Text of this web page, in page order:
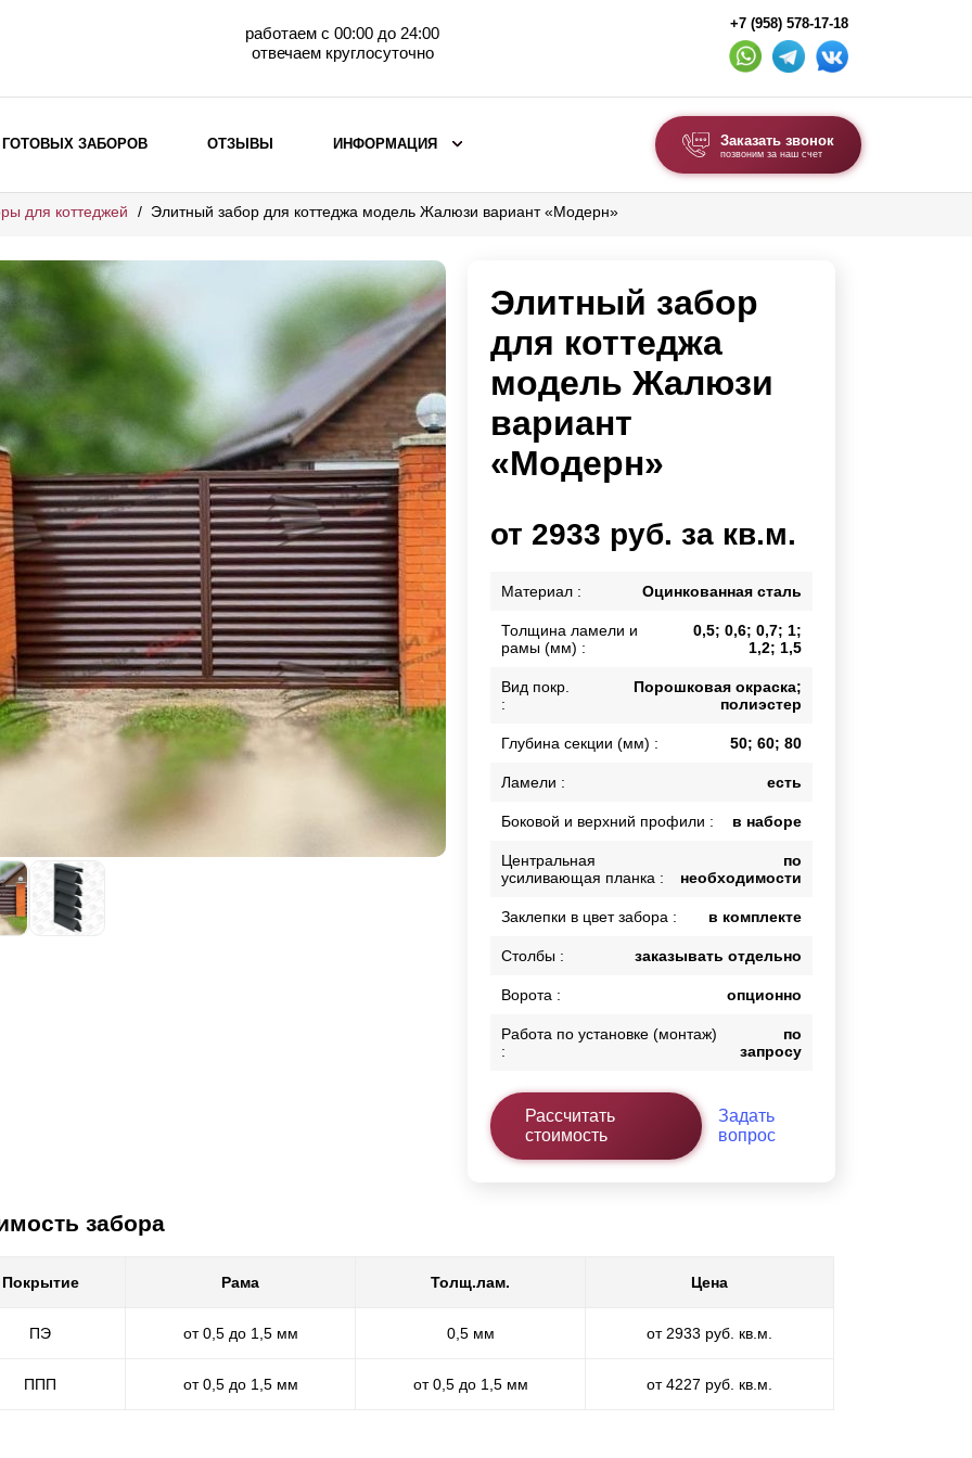
работаем с 00:00 до 24:00
отвечаем круглосуточно
+7 (958) 578-17-18
ВЫБОР ПО МАТЕРИАЛУ
Заборы с кирпичными столбами
Заборы из евроштакетника
горизонтального
Металлические заборы для дачи
Забор жалюзи с кирпичными столбами
Металлические заборы
Металлические ограждения
ВЫБОР ПО ХАРАКТЕРИСТИКАМ
Горизонтальные заборы
Высокие заборы
Красивые, дизайнерские заборы
ВЫБОР ПО СПОСОБУ МОНТАЖА
Заборы под ключ
Готовые заборы
Комплекты заборов-лего "сделай сам"
ВЫБОР ПО ТИПУ
Комбинированные заборы
Секционные заборы
ВОРОТА И КАЛИТКИ
Ворота откатные
Ворота распашные
Ворота складные гармошка
Калитки
ВСЕ ДЛЯ ЗАБОРА
ЗАБОРОВ ОТЗЫВЫ ИНФОРМАЦИЯ Заказать звонок
позвоним за наш счет
для коттеджей Элитный забор для коттеджа модель Жалюзи вариант «Модерн»
Элитный забор
для коттеджа
модель Жалюзи
вариант
«Модерн»
от 2933 руб. за кв.м.
Материал : Оцинкованная сталь
Толщина ламели и
рамы (мм) :
0,5; 0,6; 0,7; 1;
1,2; 1,5
Вид покр.
:
Порошковая окраска;
полиэстер
Глубина секции (мм) : 50; 60; 80
Ламели : есть
Боковой и верхний профили : в наборе
Центральная
усиливающая планка :
по
необходимости
Заклепки в цвет забора : в комплекте
Столбы : заказывать отдельно
Ворота : опционно
Работа по установке (монтаж)
:
по
запросу
Рассчитать
стоимость
Задать
вопрос
забора
Покрытие Рама Толщ.лам. Цена
ПЭ от 0,5 до 1,5 мм 0,5 мм от 2933 руб. кв.м.
ППП от 0,5 до 1,5 мм от 0,5 до 1,5 мм от 4227 руб. кв.м.